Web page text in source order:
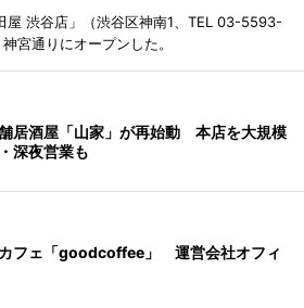
屋 渋谷店」（渋谷区神南1、TEL 03-5593-
宮通りにオープンした。
居酒屋「山家」が再始動 本店を大規模
深夜営業も
フェ「goodcoffee」 運営会社オフィ